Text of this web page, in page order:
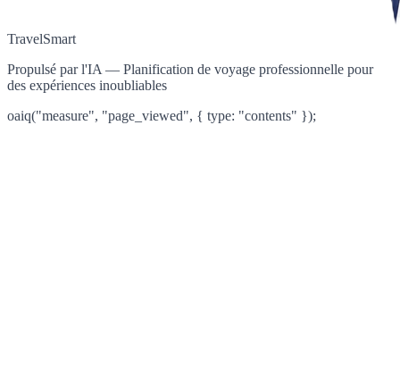
TravelSmart
Propulsé par l'IA — Planification de voyage professionnelle pour
des expériences inoubliables
oaiq("measure", "page_viewed", { type: "contents" });